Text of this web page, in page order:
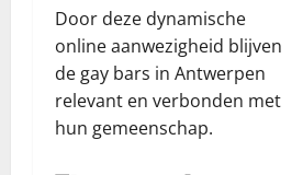
Door deze dynamische
online aanwezigheid blijven
de gay bars in Antwerpen
relevant en verbonden met
hun gemeenschap.